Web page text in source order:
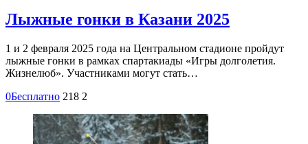
Лыжные гонки в Казани 2025
1 и 2 февраля 2025 года на Центральном стадионе пройдут
лыжные гонки в рамках спартакиады «Игры долголетия.
Жизнелюб». Участниками могут стать…
0Бесплатно 218 2